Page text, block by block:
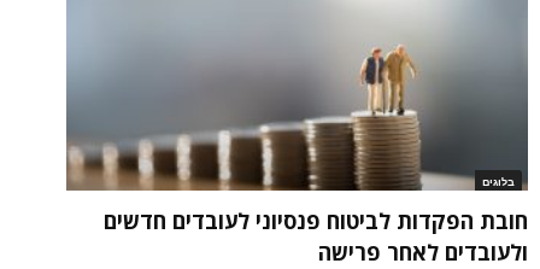
בלוגים
חובת הפקדות לביטוח פנסיוני לעובדים חדשים
ולעובדים לאחר פרישה